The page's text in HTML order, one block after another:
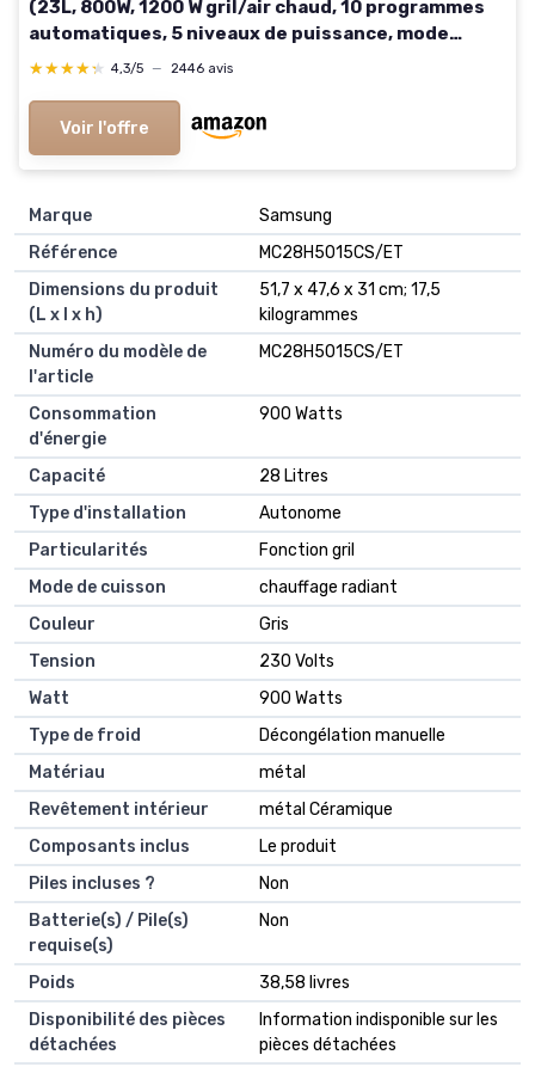
(23L, 800W, 1200 W gril/air chaud, 10 programmes
automatiques, 5 niveaux de puissance, mode
décongeler, design miroir, MD17495) argent
★★★★★
★★★★★ 4,3/5 — 2446 avis
Voir l'offre
Marque
‎Samsung
Référence
‎MC28H5015CS/ET
Dimensions du produit
(L x l x h)
‎51,7 x 47,6 x 31 cm; 17,5
kilogrammes
Numéro du modèle de
l'article
‎MC28H5015CS/ET
Consommation
d'énergie
‎900 Watts
Capacité
‎28 Litres
Type d'installation
‎Autonome
Particularités
‎Fonction gril
Mode de cuisson
‎chauffage radiant
Couleur
‎Gris
Tension
‎230 Volts
Watt
‎900 Watts
Type de froid
‎Décongélation manuelle
Matériau
‎métal
Revêtement intérieur
‎métal Céramique
Composants inclus
‎Le produit
Piles incluses ?
‎Non
Batterie(s) / Pile(s)
requise(s)
‎Non
Poids
‎38,58 livres
Disponibilité des pièces
détachées
‎Information indisponible sur les
pièces détachées